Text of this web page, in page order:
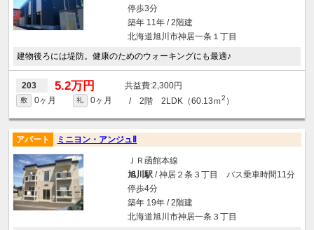
停歩3分
築年 11年 / 2階建
北海道旭川市神居一条１丁目
建物後ろには堤防。健康のためのウォーキングにも最適♪
203 5.2万円 2,300円
敷 0ヶ月 礼 0ヶ月 / 2階 2LDK（60.13ｍ2 ）
アパート ミニヨン・アンジュⅡ
ＪＲ函館本線
旭川駅/ 神居２条３丁目 バス乗車時間11分
停歩4分
築年 19年 / 2階建
北海道旭川市神居一条３丁目